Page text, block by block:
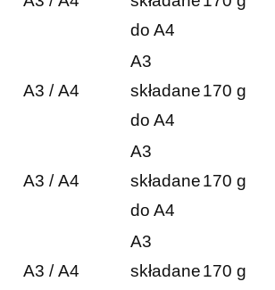
do A4
A3 / A4
A3
składane
do A4
170 g
A3 / A4
A3
składane
do A4
170 g
A3 / A4
A3
składane170 g